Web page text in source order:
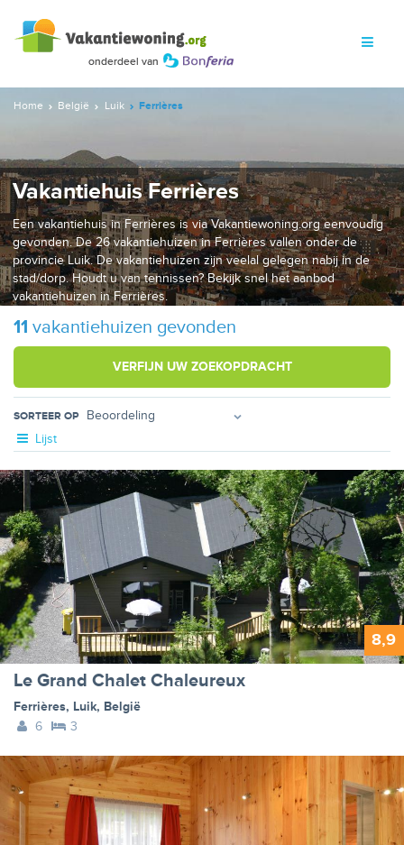
Home België Luik Ferrières
Vakantiehuis Ferrières
Een vakantiehuis in Ferrières is via Vakantiewoning.org eenvoudig
gevonden. De 26 vakantiehuizen in Ferrières vallen onder de
provincie Luik. De vakantiehuizen zijn veelal gelegen nabij in de
stad/dorp. Houdt u van tennissen? Bekijk snel het aanbod
vakantiehuizen in Ferrières.
11 vakantiehuizen gevonden
VERFIJN UW ZOEKOPDRACHT
SORTEER OP
Lijst
8,9
Le Grand Chalet Chaleureux
Ferrières, Luik, België
6
3